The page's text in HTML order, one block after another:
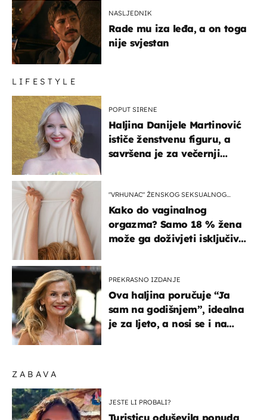
ZABAVA
JESTE LI PROBALI?
Turisticu oduševila ponuda
NASLJEDNIK
Rade mu iza leđa, a on toga
nije svjestan
LIFESTYLE
POPUT SIRENE
Haljina Danijele Martinović
ističe ženstvenu figuru, a
savršena je za večernji
"VRHUNAC" ŽENSKOG SEKSUALNOG
Kako do vaginalnog
orgazma? Samo 18 % žena
može ga doživjeti isključivo
PREKRASNO IZDANJE
Ova haljina poručuje “Ja
sam na godišnjem”, idealna
je za ljeto, a nosi se i na